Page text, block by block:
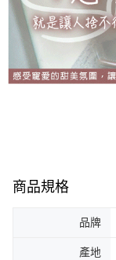
商品規格
品牌
產地